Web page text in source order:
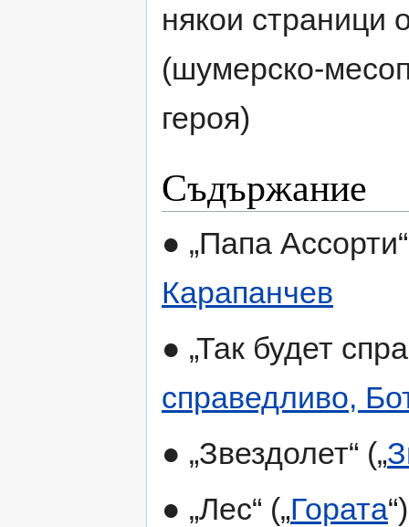
някои страници
(шумерско-
героя)
Съдържание
● „Папа Ассорти“
Карапанчев
● „Так будет
справедливо,
● „Звездолет“ („
● „Лес“ („Гората